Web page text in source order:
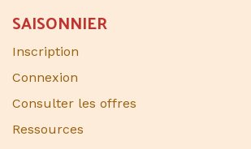
SAISONNIER​
Inscription
Connexion
Consulter les offres
Ressources